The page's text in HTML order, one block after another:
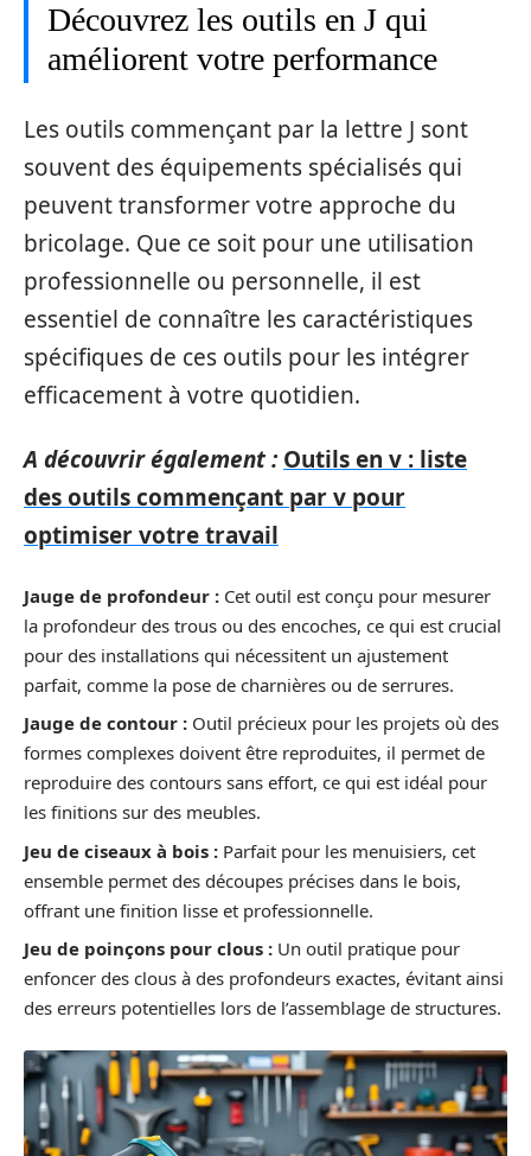
Découvrez les outils en J qui
améliorent votre performance
Les outils commençant par la lettre J sont
souvent des équipements spécialisés qui
peuvent transformer votre approche du
bricolage. Que ce soit pour une utilisation
professionnelle ou personnelle, il est
essentiel de connaître les caractéristiques
spécifiques de ces outils pour les intégrer
efficacement à votre quotidien.
A découvrir également : Outils en v : liste
des outils commençant par v pour
optimiser votre travail
Jauge de profondeur : Cet outil est conçu pour mesurer
la profondeur des trous ou des encoches, ce qui est crucial
pour des installations qui nécessitent un ajustement
parfait, comme la pose de charnières ou de serrures.
Jauge de contour : Outil précieux pour les projets où des
formes complexes doivent être reproduites, il permet de
reproduire des contours sans effort, ce qui est idéal pour
les finitions sur des meubles.
Jeu de ciseaux à bois : Parfait pour les menuisiers, cet
ensemble permet des découpes précises dans le bois,
offrant une finition lisse et professionnelle.
Jeu de poinçons pour clous : Un outil pratique pour
enfoncer des clous à des profondeurs exactes, évitant ainsi
des erreurs potentielles lors de l’assemblage de structures.